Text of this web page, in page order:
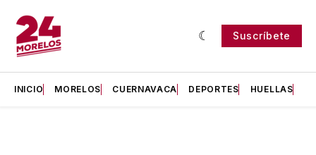
Suscríbete
INICIO MORELOS CUERNAVACA DEPORTES HUELLAS